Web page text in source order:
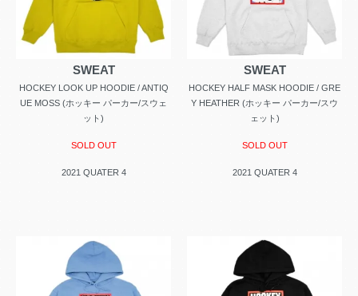
SWEAT
HOCKEY LOOK UP HOODIE / ANTIQ
UE MOSS (ホッキー パーカー/スウェ
ット)
SOLD OUT
2021 QUATER 4
SWEAT
HOCKEY HALF MASK HOODIE / GRE
Y HEATHER (ホッキー パーカー/スウ
ェット)
SOLD OUT
2021 QUATER 4